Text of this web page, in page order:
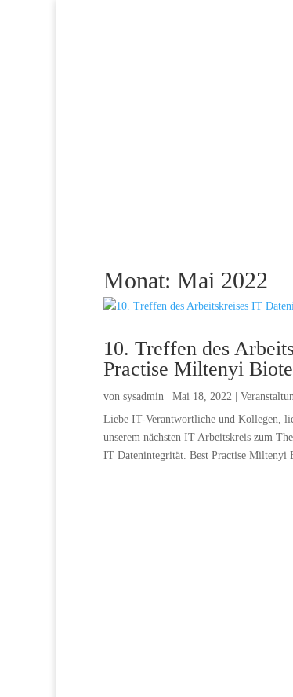
Monat: Mai 2022
10. Treffen des
Practise Miltenyi
von sysadmin | Mai 18, 2022 |
Liebe IT-Verantwortliche und Kollegen,
unserem nächsten IT Arbeitskreis zum
IT Datenintegrität. Best Practise Miltenyi